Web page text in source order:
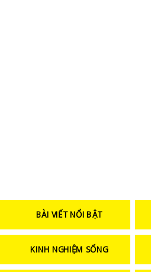
BÀI VIẾT NỔI BẬT
KINH NGHIỆM SỐNG